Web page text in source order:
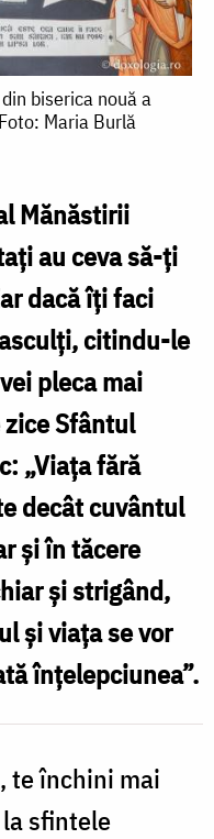
biserica nouă a
Maria Burlă
Mănăstirii
au ceva să-ți
dacă îți faci
citindu-le
pleca mai
Sfântul
„Viaţa fără
decât cuvântul
şi în tăcere
şi strigând,
şi viaţa se vor
înţelepciunea”.
te închini mai
sfintele